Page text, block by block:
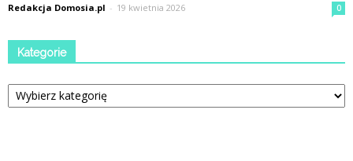
Redakcja Domosia.pl - 19 kwietnia 2026 0
Kategorie
Kategorie